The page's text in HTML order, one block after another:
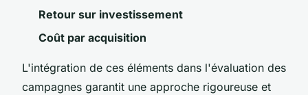
Retour sur investissement
Coût par acquisition
L'intégration de ces éléments dans l'évaluation des
campagnes garantit une approche rigoureuse et